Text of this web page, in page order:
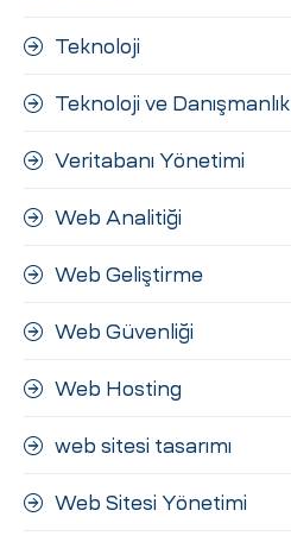
Teknoloji
Teknoloji ve Danışmanlık
Veritabanı Yönetimi
Web Analitiği
Web Geliştirme
Web Güvenliği
Web Hosting
web sitesi tasarımı
Web Sitesi Yönetimi